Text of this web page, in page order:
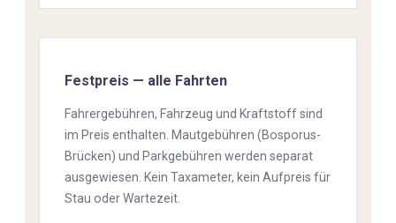
Festpreis — alle Fahrten
Fahrergebühren, Fahrzeug und Kraftstoff sind
im Preis enthalten. Mautgebühren (Bosporus-
Brücken) und Parkgebühren werden separat
ausgewiesen. Kein Taxameter, kein Aufpreis für
Stau oder Wartezeit.